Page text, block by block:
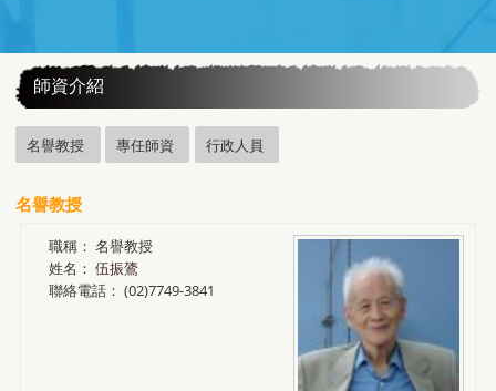
師資介紹
名譽教授 專任師資 行政人員
名譽教授
職稱： 名譽教授
姓名： 伍振鷟
聯絡電話： (02)7749-3841